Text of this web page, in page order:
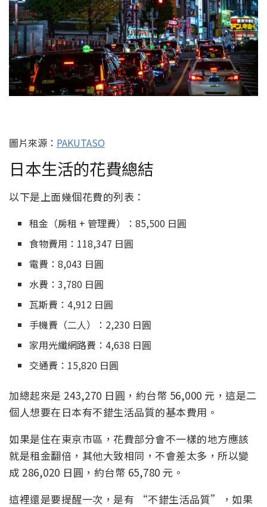
圖片來源： PAKUTASO
日本生活的花費總結
以下是上面幾個花費的列表：
租金（房租 + 管理費）：85,500 日圓
食物費用：118,347 日圓
電費：8,043 日圓
水費：3,780 日圓
瓦斯費：4,912 日圓
手機費（二人）：2,230 日圓
家用光纖網路費：4,638 日圓
交通費：15,820 日圓
加總起來是 243,270 日圓，約台幣 56,000 元，這是二
個人想要在日本有不錯生活品質的基本費用。
如果是住在東京市區，花費部分會不一樣的地方應該
就是租金翻倍，其他大致相同，不會差太多，所以變
成 286,020 日圓，約台幣 65,780 元。
這裡還是要提醒一次，是有 “不錯生活品質”，如果